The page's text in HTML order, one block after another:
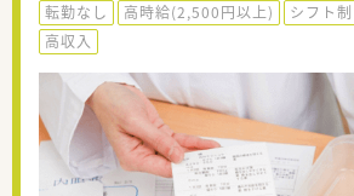
転勤なし
高時給(2,500円以上) シフト制
高収入